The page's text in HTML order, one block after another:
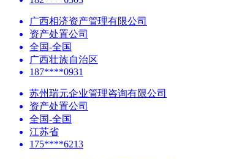
广西相济资产管理有限公司
资产处置公司
全国-全国
广西壮族自治区
187****0931
苏州瑞元企业管理咨询有限公司
资产处置公司
全国-全国
江苏省
175****6213